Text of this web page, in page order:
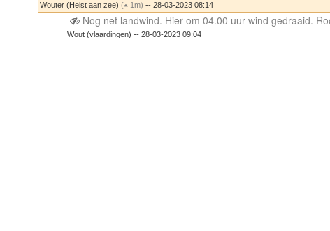
Wouter (Heist aan zee)( 1m) -- 28-03-2023 08:14
Nog net landwind. Hier om 04.00 uur wind gedraaid.
Wout (vlaardingen) -- 28-03-2023 09:04